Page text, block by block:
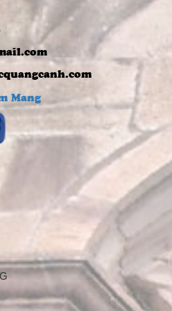
4 Bước Quan Trọng
Trong Quy Trình
Đúc Tượng Chân
Dung Thạch Cao
Tượng chân dung
thạch cao là loại
tượng khá thông dụng
và rất...
Nghệ thuật điêu
khắc và báu vật gây
kinh ngạc ở đền cổ
Linh Kiếm
Trải qua thời gian,
mặc dù đã xuống
cấp, nhưng đền Linh
Kiếm ở...
Làm Thế Nào Để
Trang Trí Sự Kiện,
Lễ Hội Bắt Mắt Và
Độc Đáo
Hiện nay, càng ngày
càng có nhiều công ty
tổ chức sự kiện được...